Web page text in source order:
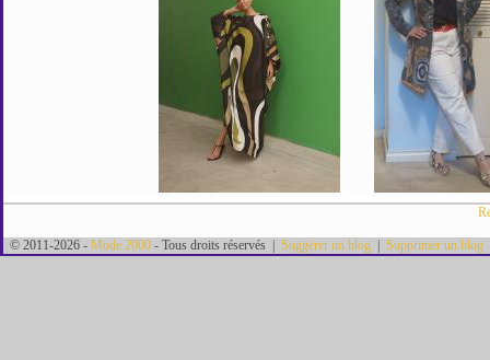
© 2011-2026 - Mode 2000 - Tous droits réservés | Suggérer un blog Supprimer un blog